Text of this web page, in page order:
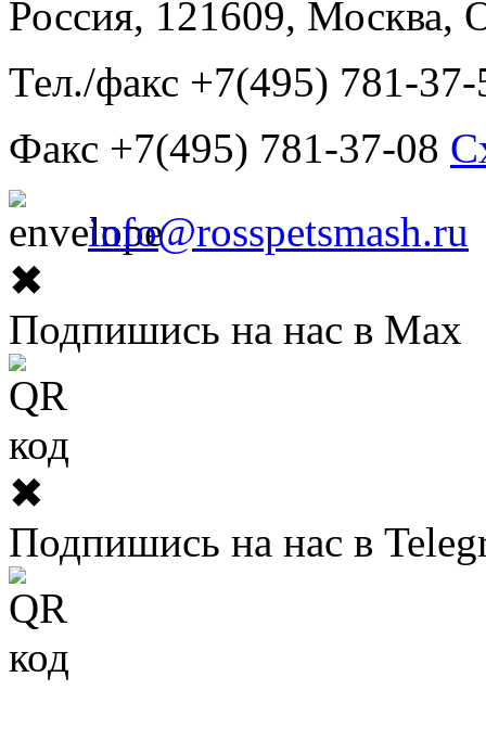
Россия, 121609, Москва,
Тел./факс +7(495) 781-37-
Факс +7(495) 781-37-08
info@rosspetsmash.ru
✖
Подпишись на нас в Max
✖
Подпишись на нас в